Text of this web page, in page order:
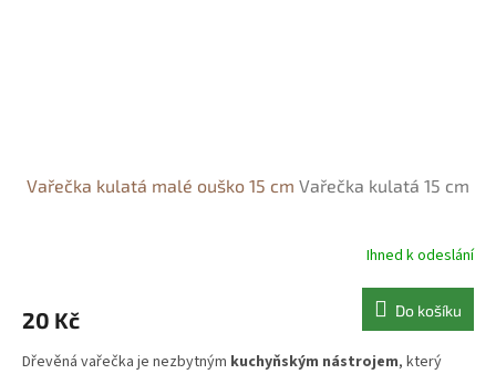
Vařečka kulatá malé ouško 15 cm Vařečka kulatá 15 cm
Ihned k odeslání
20 Kč Do košíku
Dřevěná vařečka je nezbytným kuchyňským nástrojem, který